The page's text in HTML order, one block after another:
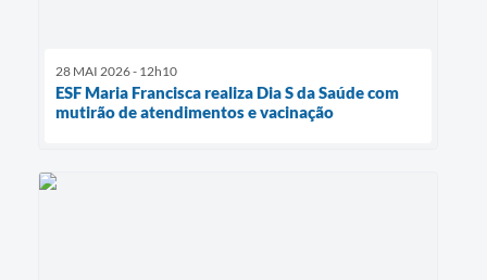
28 MAI 2026 - 12h10
ESF Maria Francisca realiza Dia S da Saúde com
mutirão de atendimentos e vacinação